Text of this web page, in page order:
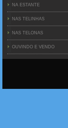
NA ESTANTE
NAS TELINHAS
NAS TELONAS
OUVINDO E VENDO